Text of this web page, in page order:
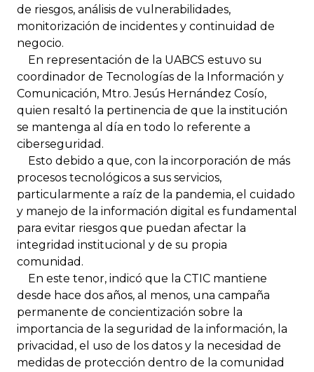
de riesgos, análisis de vulnerabilidades,
monitorización de incidentes y continuidad de
negocio.
En representación de la UABCS estuvo su
coordinador de Tecnologías de la Información y
Comunicación, Mtro. Jesús Hernández Cosío,
quien resaltó la pertinencia de que la institución
se mantenga al día en todo lo referente a
ciberseguridad.
Esto debido a que, con la incorporación de más
procesos tecnológicos a sus servicios,
particularmente a raíz de la pandemia, el cuidado
y manejo de la información digital es fundamental
para evitar riesgos que puedan afectar la
integridad institucional y de su propia
comunidad.
En este tenor, indicó que la CTIC mantiene
desde hace dos años, al menos, una campaña
permanente de concientización sobre la
importancia de la seguridad de la información, la
privacidad, el uso de los datos y la necesidad de
medidas de protección dentro de la comunidad